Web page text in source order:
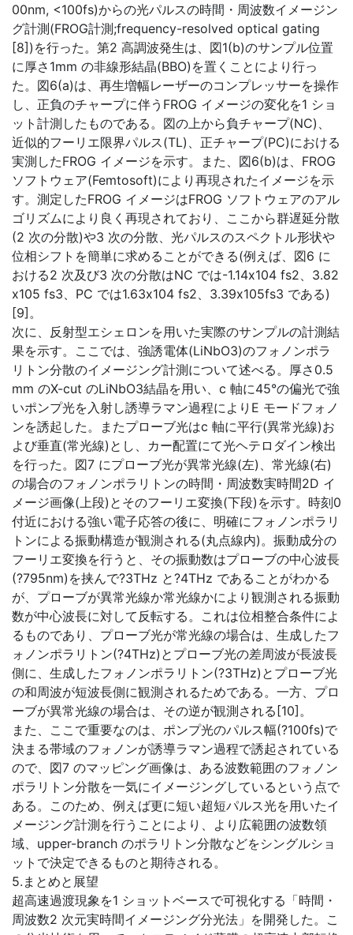
00nm, <100fs)からの光パルスの時間・周波数イメージン
グ計測(FROG計測;frequency-resolved optical gating
[8])を行った。第2 高調波発生は、図1(b)のサンプル位置
に厚さ1mm の非線形結晶(BBO)を置くことにより行っ
た。図6(a)は、再生増幅レーザーのコンプレッサーを操作
し、正負のチャープに伴うFROG イメージの変化を1 ショ
ット計測したものである。図の上から負チャープ(NC)、
近似的フーリエ限界パルス(TL)、正チャープ(PC)における
実測したFROG イメージを示す。また、図6(b)は、FROG
ソフトウェア(Femtosoft)により再現されたイメージを示
す。測定したFROG イメージはFROG ソフトウェアのアル
ゴリズムにより良く再現されており、ここから群遅延分散
(2 次の分散)や3 次の分散、光パルスのスペクトル形状や
位相シフトを簡単に求めることができる(例えば、図6 に
おける2 次及び3 次の分散はNC では-1.14x104 fs2、3.82
x105 fs3、PC では1.63x104 fs2、3.39x105fs3 である)
[9]。
次に、反射型エシェロンを用いた実際のサンプルの計測結
果を示す。ここでは、強誘電体(LiNbO3)のフォノンポラ
リトン分散のイメージング計測について述べる。厚さ0.5
mm のX-cut のLiNbO3結晶を用い、c 軸に45°の偏光で強
いポンプ光を入射し誘導ラマン過程によりE モードフォノ
ンを誘起した。またプローブ光はc 軸に平行(異常光線)お
よび垂直(常光線)とし、カー配置にて光ヘテロダイン検出
を行った。図7 にプローブ光が異常光線(左)、常光線(右)
の場合のフォノンポラリトンの時間・周波数実時間2D イ
メージ画像(上段)とそのフーリエ変換(下段)を示す。時刻0
付近における強い電子応答の後に、明確にフォノンポラリ
トンによる振動構造が観測される(丸点線内)。振動成分の
フーリエ変換を行うと、その振動数はプローブの中心波長
(?795nm)を挟んで?3THz と?4THz であることがわかる
が、プローブが異常光線か常光線かにより観測される振動
数が中心波長に対して反転する。これは位相整合条件によ
るものであり、プローブ光が常光線の場合は、生成したフ
ォノンポラリトン(?4THz)とプローブ光の差周波が長波長
側に、生成したフォノンポラリトン(?3THz)とプローブ光
の和周波が短波長側に観測されるためである。一方、プロ
ーブが異常光線の場合は、その逆が観測される[10]。
また、ここで重要なのは、ポンプ光のパルス幅(?100fs)で
決まる帯域のフォノンが誘導ラマン過程で誘起されている
ので、図7 のマッピング画像は、ある波数範囲のフォノン
ポラリトン分散を一気にイメージングしているという点で
ある。このため、例えば更に短い超短パルス光を用いたイ
メージング計測を行うことにより、より広範囲の波数領
域、upper-branch のポラリトン分散などをシングルショ
ットで決定できるものと期待される。
5.まとめと展望
超高速過渡現象を1 ショットベースで可視化する「時間・
周波数2 次元実時間イメージング分光法」を開発した。こ